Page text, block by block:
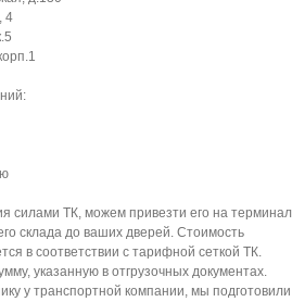
4
силами ТК, можем привезти его на терминал
склада до ваших дверей. Стоимость
в соответствии с тарифной сеткой ТК.
указанную в отгрузочных документах.
у транспортной компании, мы подготовили